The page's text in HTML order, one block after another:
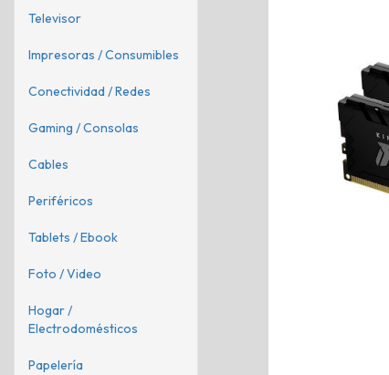
Televisor
Impresoras / Consumibles
Conectividad / Redes
Gaming / Consolas
Cables
Periféricos
Tablets / Ebook
Foto / Video
Hogar /
Electrodomésticos
Papelería